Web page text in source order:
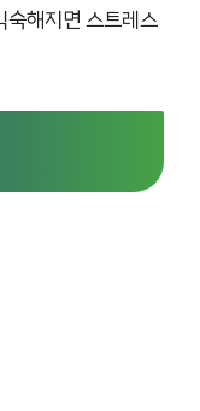
해지면 스트레스